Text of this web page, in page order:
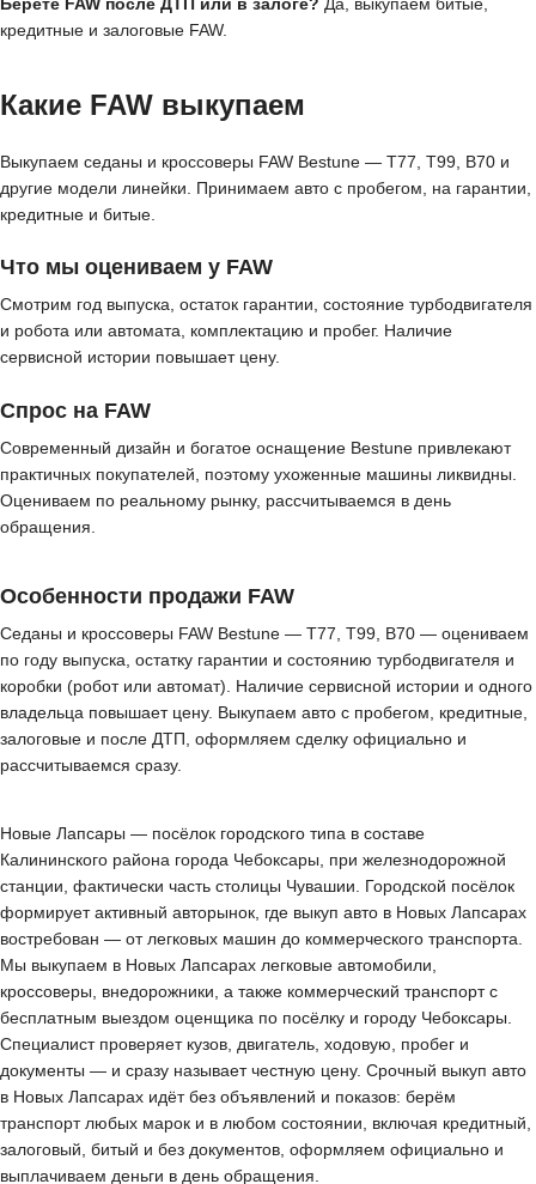
кредитные и залоговые FAW.
Какие FAW выкупаем
Выкупаем седаны и кроссоверы FAW Bestune — T77, T99, B70 и
другие модели линейки. Принимаем авто с пробегом, на гарантии,
кредитные и битые.
Что мы оцениваем у FAW
Смотрим год выпуска, остаток гарантии, состояние турбодвигателя
и робота или автомата, комплектацию и пробег. Наличие
сервисной истории повышает цену.
Спрос на FAW
Современный дизайн и богатое оснащение Bestune привлекают
практичных покупателей, поэтому ухоженные машины ликвидны.
Оцениваем по реальному рынку, рассчитываемся в день
обращения.
Особенности продажи FAW
Седаны и кроссоверы FAW Bestune — T77, T99, B70 — оцениваем
по году выпуска, остатку гарантии и состоянию турбодвигателя и
коробки (робот или автомат). Наличие сервисной истории и одного
владельца повышает цену. Выкупаем авто с пробегом, кредитные,
залоговые и после ДТП, оформляем сделку официально и
рассчитываемся сразу.
Новые Лапсары — посёлок городского типа в составе
Калининского района города Чебоксары, при железнодорожной
станции, фактически часть столицы Чувашии. Городской посёлок
формирует активный авторынок, где выкуп авто в Новых Лапсарах
востребован — от легковых машин до коммерческого транспорта.
Мы выкупаем в Новых Лапсарах легковые автомобили,
кроссоверы, внедорожники, а также коммерческий транспорт с
бесплатным выездом оценщика по посёлку и городу Чебоксары.
Специалист проверяет кузов, двигатель, ходовую, пробег и
документы — и сразу называет честную цену. Срочный выкуп авто
в Новых Лапсарах идёт без объявлений и показов: берём
транспорт любых марок и в любом состоянии, включая кредитный,
залоговый, битый и без документов, оформляем официально и
выплачиваем деньги в день обращения.